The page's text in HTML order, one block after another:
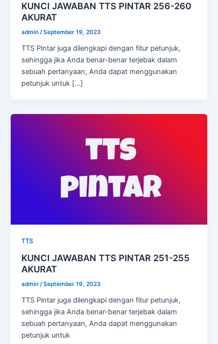
KUNCI JAWABAN TTS PINTAR 256-260
AKURAT
admin/September 19, 2023
TTS Pintar juga dilengkapi dengan fitur petunjuk,
sehingga jika Anda benar-benar terjebak dalam
sebuah pertanyaan, Anda dapat menggunakan
petunjuk untuk […]
TTS
KUNCI JAWABAN TTS PINTAR 251-255
AKURAT
admin/September 19, 2023
TTS Pintar juga dilengkapi dengan fitur petunjuk,
sehingga jika Anda benar-benar terjebak dalam
sebuah pertanyaan, Anda dapat menggunakan
petunjuk untuk